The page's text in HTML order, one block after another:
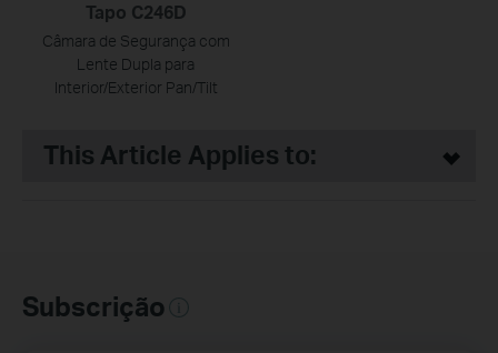
Tapo C246D
Câmara de Segurança com
Lente Dupla para
Interior/Exterior Pan/Tilt
This Article Applies to:
Subscrição